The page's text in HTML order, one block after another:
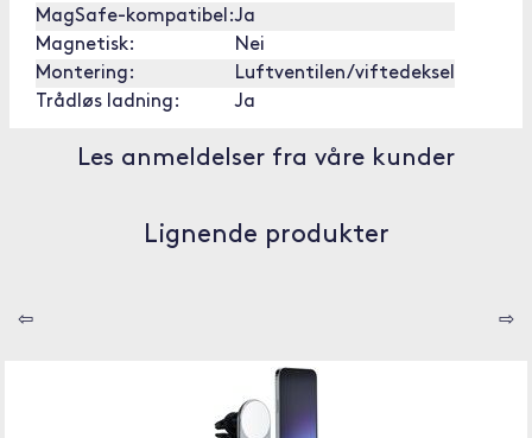
MagSafe-kompatibel:Ja
Magnetisk:
Nei
Montering:
Luftventilen/viftedeksel
Trådløs ladning:
Ja
Les anmeldelser fra våre kunder
Lignende produkter
⇦ ⇨